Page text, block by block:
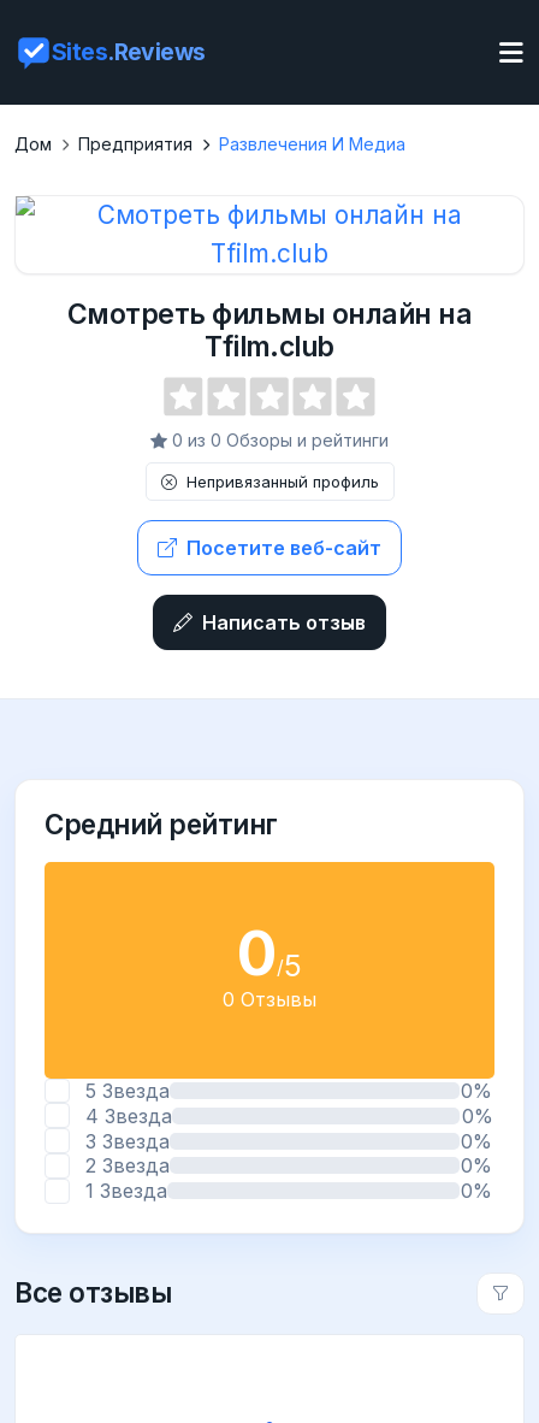
Sites.Reviews
Дом Предприятия Развлечения И Медиа
Смотреть фильмы онлайн на
Tfilm.club
0 из 0 Обзоры и рейтинги
Непривязанный профиль
Посетите веб-сайт
Написать отзыв
Средний рейтинг
0/5
0 Отзывы
5 Звезда
0%
4 Звезда
0%
3 Звезда
0%
2 Звезда
0%
1 Звезда
0%
Все отзывы